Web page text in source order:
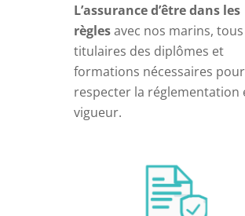
L’assurance d’être dans les
règlesavec nos marins, tous
titulaires des diplômes et
formations nécessaires pour
respecter la réglementation
vigueur.